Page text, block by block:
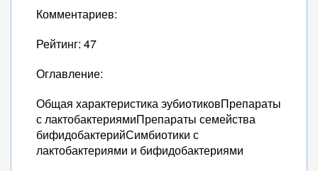
Комментариев:
Рейтинг: 47
Оглавление:
Общая характеристика эубиотиковПрепараты
с лактобактериямиПрепараты семейства
бифидобактерийСимбиотики с
лактобактериями и бифидобактериями